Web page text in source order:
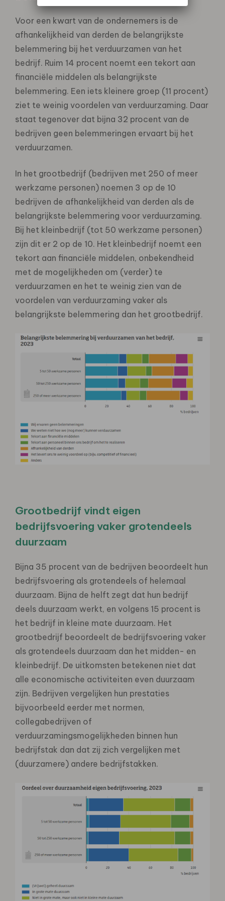
Voor een kwart van de ondernemers is de
afhankelijkheid van derden de belangrijkste
belemmering bij het verduurzamen van het
bedrijf. Ruim 14 procent noemt een tekort aan
financiële middelen als belangrijkste
belemmering. Een iets kleinere groep (11 procent)
ziet te weinig voordelen van verduurzaming. Daar
staat tegenover dat bijna 32 procent van de
bedrijven geen belemmeringen ervaart bij het
verduurzamen.
In het grootbedrijf (bedrijven met 250 of meer
werkzame personen) noemen 3 op de 10
bedrijven de afhankelijkheid van derden als de
belangrijkste belemmering voor verduurzaming.
Bij het kleinbedrijf (tot 50 werkzame personen)
zijn dit er 2 op de 10. Het kleinbedrijf noemt een
tekort aan financiële middelen, onbekendheid
met de mogelijkheden om (verder) te
verduurzamen en het te weinig zien van de
voordelen van verduurzaming vaker als
belangrijkste belemmering dan het grootbedrijf.
Grootbedrijf vindt eigen
bedrijfsvoering vaker grotendeels
duurzaam
Bijna 35 procent van de bedrijven beoordeelt hun
bedrijfsvoering als grotendeels of helemaal
duurzaam. Bijna de helft zegt dat hun bedrijf
deels duurzaam werkt, en volgens 15 procent is
het bedrijf in kleine mate duurzaam. Het
grootbedrijf beoordeelt de bedrijfsvoering vaker
als grotendeels duurzaam dan het midden- en
kleinbedrijf. De uitkomsten betekenen niet dat
alle economische activiteiten even duurzaam
zijn. Bedrijven vergelijken hun prestaties
bijvoorbeeld eerder met normen,
collegabedrijven of
verduurzamingsmogelijkheden binnen hun
bedrijfstak dan dat zij zich vergelijken met
(duurzamere) andere bedrijfstakken.